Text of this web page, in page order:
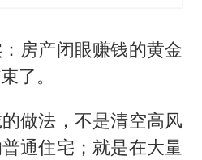
房产闭眼赚钱的黄金
了。
做法，不是清空高风
通住宅；就是在大量